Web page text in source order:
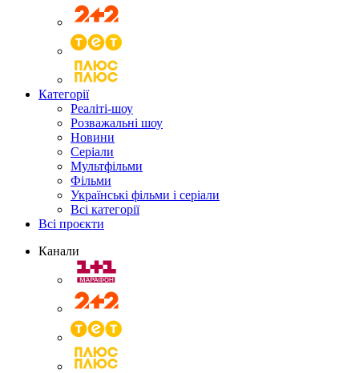
Категорії
Реаліті-шоу
Розважальні шоу
Новини
Серіали
Мультфільми
Фільми
Українські фільми і серіали
Всі категорії
Всі проєкти
Канали